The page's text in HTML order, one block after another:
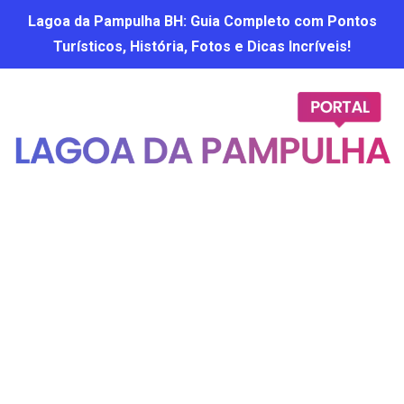
Lagoa da Pampulha BH: Guia Completo com Pontos
Turísticos, História, Fotos e Dicas Incríveis!